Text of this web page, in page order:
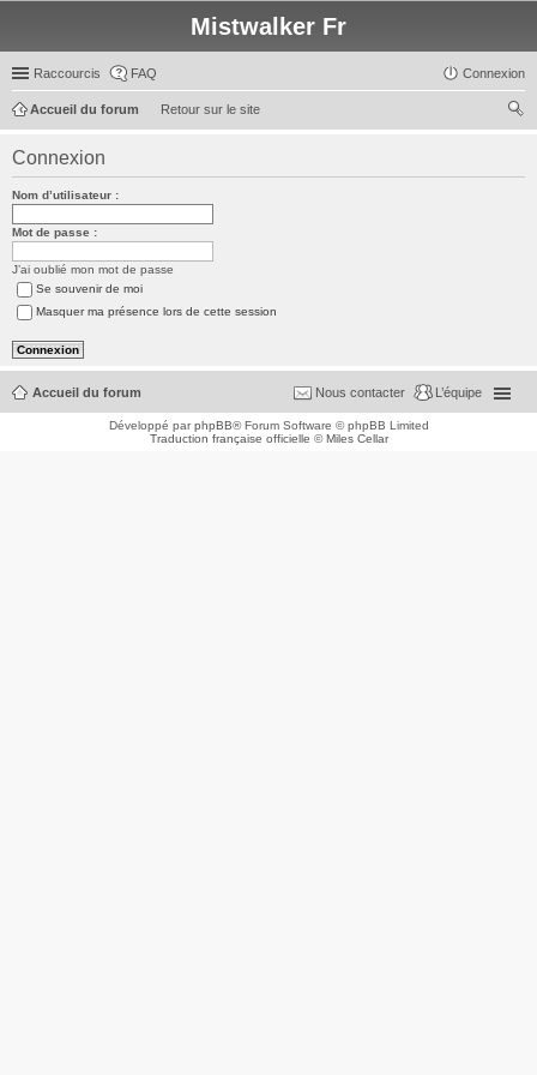
Mistwalker Fr
Raccourcis FAQ Connexion
Retour sur le site
Accueil du forum
Connexion
Nom d’utilisateur :
Mot de passe :
J’ai oublié mon mot de passe
Se souvenir de moi
Masquer ma présence lors de cette session
Accueil du forum L’équipe
Nous contacter
Développé parphpBB® Forum Software © phpBB Limited
Traduction française officielle ©Miles Cellar